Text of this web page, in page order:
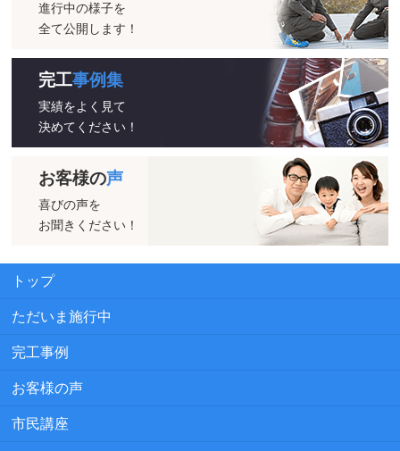
進行中の様子を
全て公開します！
完工事例集
実績をよく見て
決めてください！
お客様の声
喜びの声を
お聞きください！
トップ
ただいま施行中
完工事例
お客様の声
市民講座